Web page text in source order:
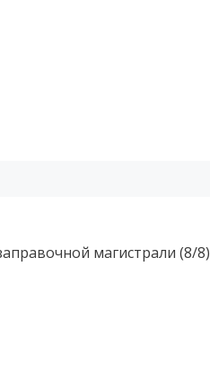
магистрали (8/8)